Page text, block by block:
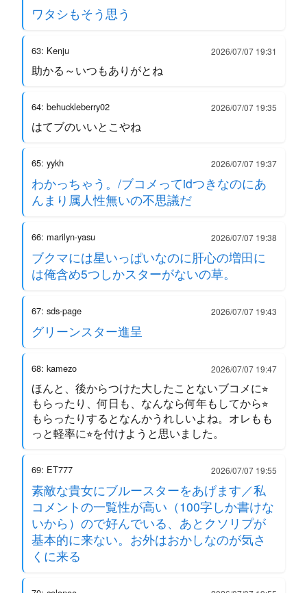
ワタシもそう思う
63: Kenju 2026/07/07 19:31
助かる～いつもありがとね
64: behuckleberry02 2026/07/07 19:35
はてブのいいとこやね
65: yykh 2026/07/07 19:37
わかっちゃう。/ブコメってidつきなのにあ
んまり属人性無いの不思議だ
66: marilyn-yasu 2026/07/07 19:38
ブクマには星いっぱいなのに肝心の増田に
は俺含め5つしかスターがないの草。
67: sds-page 2026/07/07 19:43
グリーンスター進呈
68: kamezo 2026/07/07 19:47
ほんと、後からつけた大したことないブコメに⭐︎
もらったり、何日も、なんなら何年もしてから⭐︎
もらったりするとなんかうれしいよね。オレもも
っと軽率に⭐︎を付けようと思いました。
69: ET777 2026/07/07 19:55
素敵な貴女にブルースターをあげます／私
コメントの一覧性が高い（100字しか書けな
いから）ので好んでいる、あとクソリプが
基本的に来ない。お外はおかしなのが気さ
くに来る